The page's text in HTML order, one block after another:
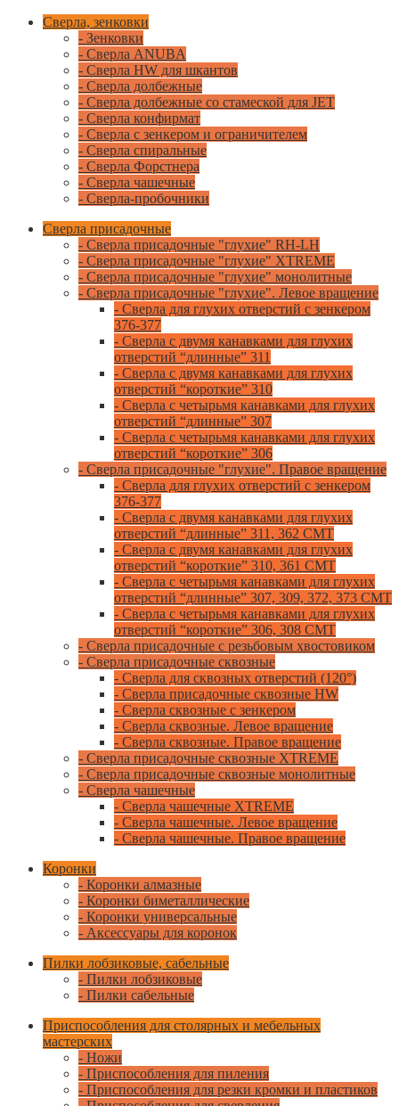
Сверла, зенковки
- Зенковки
- Сверла ANUBA
- Сверла HW для шкантов
- Сверла долбежные
- Сверла долбежные со стамеской для JET
- Сверла конфирмат
- Сверла с зенкером и ограничителем
- Сверла спиральные
- Сверла Форстнера
- Сверла чашечные
- Сверла-пробочники
Сверла присадочные
- Сверла присадочные "глухие" RH-LH
- Сверла присадочные "глухие" XTREME
- Сверла присадочные "глухие" монолитные
- Сверла присадочные "глухие". Левое вращение
- Сверла для глухих отверстий с зенкером
376-377
- Сверла с двумя канавками для глухих
отверстий “длинные” 311
- Сверла с двумя канавками для глухих
отверстий “короткие” 310
- Сверла с четырьмя канавками для глухих
отверстий “длинные” 307
- Сверла с четырьмя канавками для глухих
отверстий “короткие” 306
- Сверла присадочные "глухие". Правое вращение
- Сверла для глухих отверстий с зенкером
376-377
- Сверла с двумя канавками для глухих
отверстий “длинные” 311, 362 CMT
- Сверла с двумя канавками для глухих
отверстий “короткие” 310, 361 CMT
- Сверла с четырьмя канавками для глухих
отверстий “длинные” 307, 309, 372, 373 CMT
- Сверла с четырьмя канавками для глухих
отверстий “короткие” 306, 308 CMT
- Сверла присадочные с резьбовым хвостовиком
- Сверла присадочные сквозные
- Сверла для сквозных отверстий (120°)
- Сверла присадочные сквозные HW
- Сверла сквозные с зенкером
- Сверла сквозные. Левое вращение
- Сверла сквозные. Правое вращение
- Сверла присадочные сквозные XTREME
- Сверла присадочные сквозные монолитные
- Сверла чашечные
- Сверла чашечные XTREME
- Сверла чашечные. Левое вращение
- Сверла чашечные. Правое вращение
Коронки
- Коронки алмазные
- Коронки биметаллические
- Коронки универсальные
- Аксессуары для коронок
Пилки лобзиковые, сабельные
- Пилки лобзиковые
- Пилки сабельные
Приспособления для столярных и мебельных
мастерских
- Ножи
- Приспособления для пиления
- Приспособления для резки кромки и пластиков